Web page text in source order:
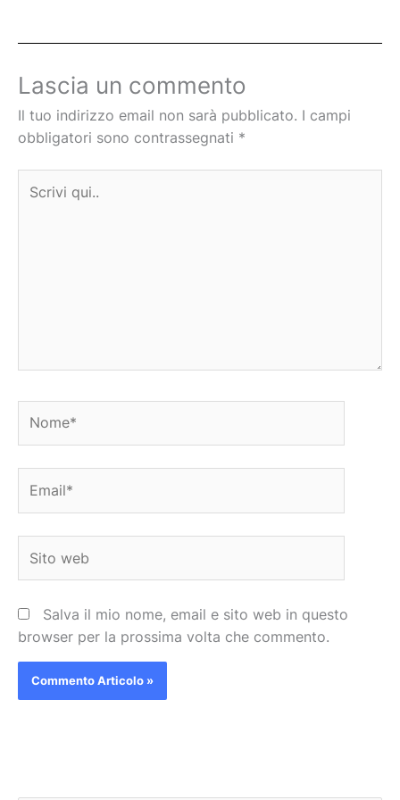
Lascia un commento
Il tuo indirizzo email non sarà pubblicato. I campi
obbligatori sono contrassegnati *
qui..
web
Salva il mio nome, email e sito web in questo
browser per la prossima volta che commento.